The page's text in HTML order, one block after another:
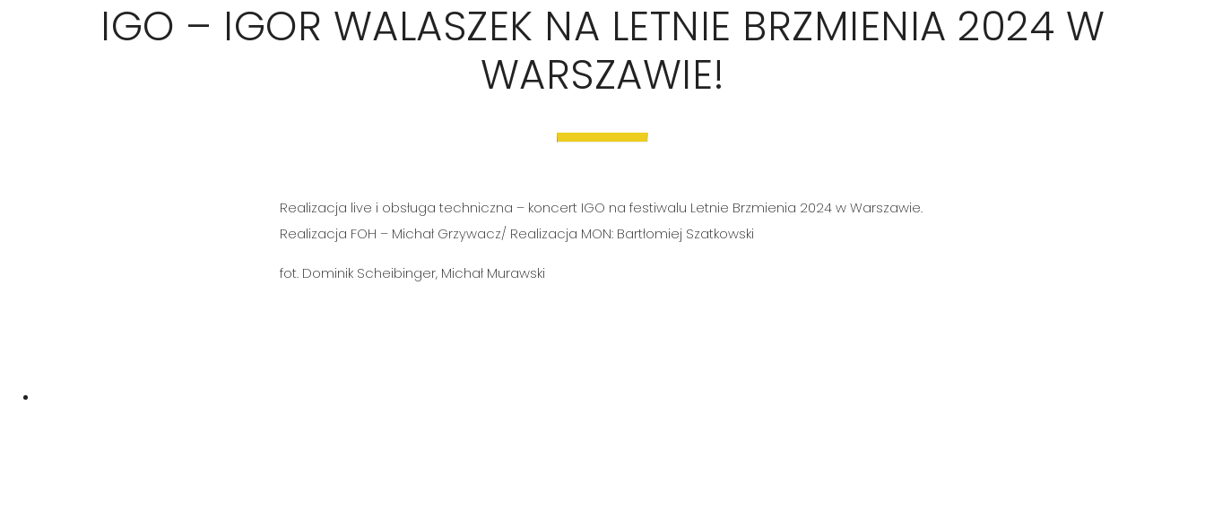
IGO – IGOR WALASZEK NA LETNIE BRZMIENIA 2024 W
WARSZAWIE!
Realizacja live i obsługa techniczna – koncert IGO na festiwalu Letnie Brzmienia 2024 w Warszawie.
Realizacja FOH – Michał Grzywacz/ Realizacja MON: Bartłomiej Szatkowski
fot. Dominik Scheibinger, Michał Murawski